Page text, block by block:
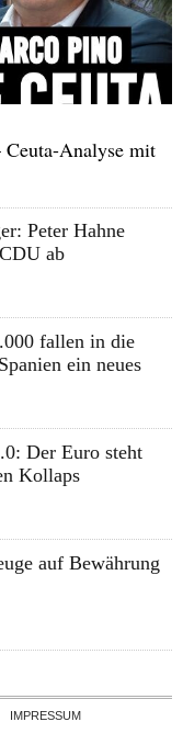
Ceuta-Analyse mit
Peter Hahne
ab
fallen in die
ein neues
Der Euro steht
Kollaps
auf Bewährung
IMPRESSUM